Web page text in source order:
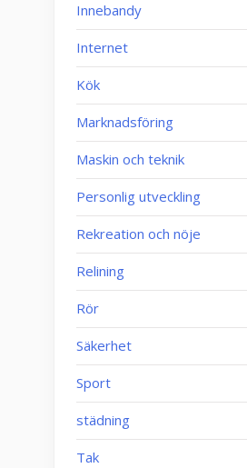
Innebandy
Internet
Kök
Marknadsföring
Maskin och teknik
Personlig utveckling
Rekreation och nöje
Relining
Rör
Säkerhet
Sport
städning
Tak